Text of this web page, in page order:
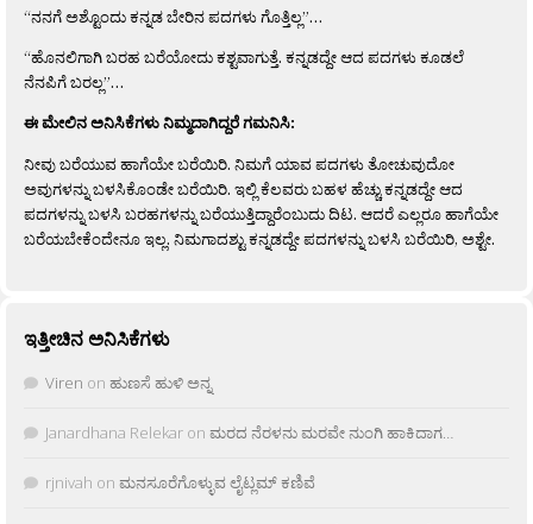
“ನನಗೆ ಅಶ್ಟೊಂದು ಕನ್ನಡ ಬೇರಿನ ಪದಗಳು ಗೊತ್ತಿಲ್ಲ”…
“ಹೊನಲಿಗಾಗಿ ಬರಹ ಬರೆಯೋದು ಕಶ್ಟವಾಗುತ್ತೆ. ಕನ್ನಡದ್ದೇ ಆದ ಪದಗಳು ಕೂಡಲೆ
ನೆನಪಿಗೆ ಬರಲ್ಲ”…
ಈ ಮೇಲಿನ ಅನಿಸಿಕೆಗಳು ನಿಮ್ಮದಾಗಿದ್ದರೆ ಗಮನಿಸಿ:
ನೀವು ಬರೆಯುವ ಹಾಗೆಯೇ ಬರೆಯಿರಿ. ನಿಮಗೆ ಯಾವ ಪದಗಳು ತೋಚುವುದೋ
ಅವುಗಳನ್ನು ಬಳಸಿಕೊಂಡೇ ಬರೆಯಿರಿ. ಇಲ್ಲಿ ಕೆಲವರು ಬಹಳ ಹೆಚ್ಚು ಕನ್ನಡದ್ದೇ ಆದ
ಪದಗಳನ್ನು ಬಳಸಿ ಬರಹಗಳನ್ನು ಬರೆಯುತ್ತಿದ್ದಾರೆಂಬುದು ದಿಟ. ಆದರೆ ಎಲ್ಲರೂ ಹಾಗೆಯೇ
ಬರೆಯಬೇಕೆಂದೇನೂ ಇಲ್ಲ. ನಿಮಗಾದಶ್ಟು ಕನ್ನಡದ್ದೇ ಪದಗಳನ್ನು ಬಳಸಿ ಬರೆಯಿರಿ, ಅಶ್ಟೇ.
ಇತ್ತೀಚಿನ ಅನಿಸಿಕೆಗಳು
Viren on ಹುಣಸೆ ಹುಳಿ ಅನ್ನ
Janardhana Relekar on ಮರದ ನೆರಳನು ಮರವೇ ನುಂಗಿ ಹಾಕಿದಾಗ…
rjnivah on ಮನಸೂರೆಗೊಳ್ಳುವ ಲೈಟ್ಲಮ್ ಕಣಿವೆ